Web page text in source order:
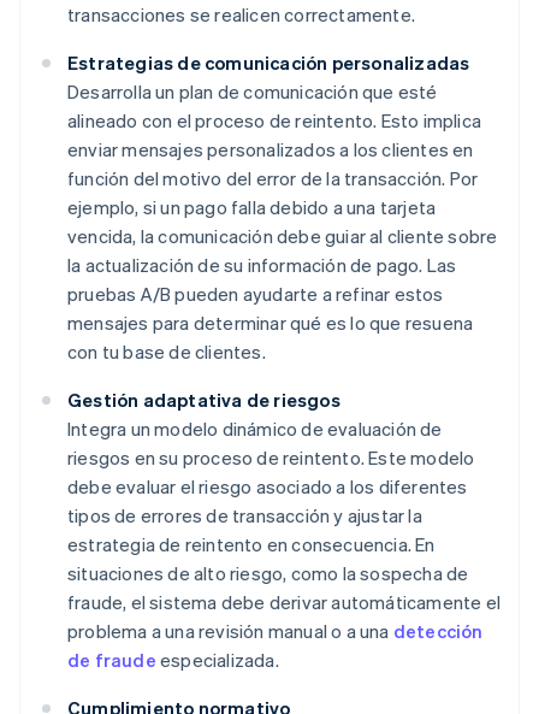
transacciones se realicen correctamente.
Estrategias de comunicación personalizadas
Desarrolla un plan de comunicación que esté
alineado con el proceso de reintento. Esto implica
enviar mensajes personalizados a los clientes en
función del motivo del error de la transacción. Por
ejemplo, si un pago falla debido a una tarjeta
vencida, la comunicación debe guiar al cliente sobre
la actualización de su información de pago. Las
pruebas A/B pueden ayudarte a refinar estos
mensajes para determinar qué es lo que resuena
con tu base de clientes.
Gestión adaptativa de riesgos
Integra un modelo dinámico de evaluación de
riesgos en su proceso de reintento. Este modelo
debe evaluar el riesgo asociado a los diferentes
tipos de errores de transacción y ajustar la
estrategia de reintento en consecuencia. En
situaciones de alto riesgo, como la sospecha de
fraude, el sistema debe derivar automáticamente el
problema a una revisión manual o a una detección
de fraude especializada.
Cumplimiento normativo